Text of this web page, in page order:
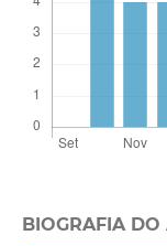
BIOGRAFIA DO